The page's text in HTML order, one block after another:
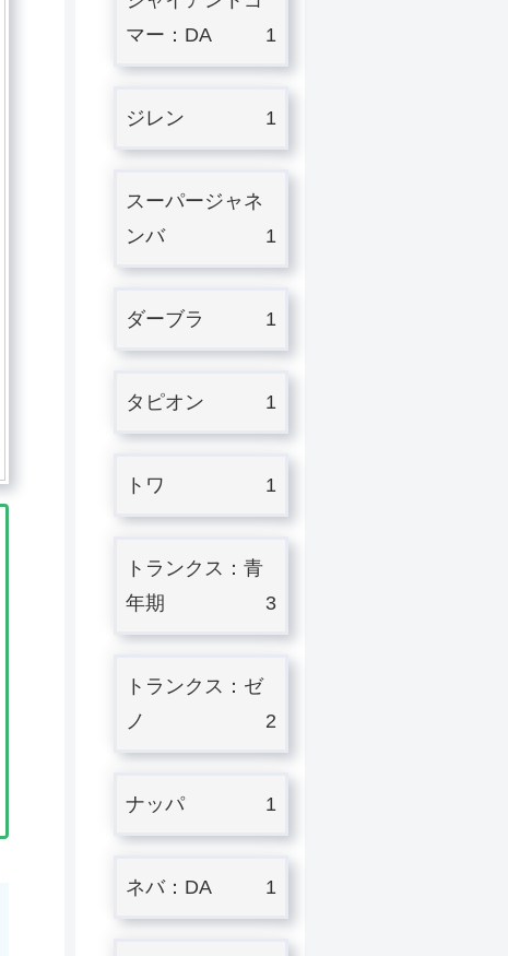
マー：DA
1
ジレン 1
スーパージャネ
ンバ
1
ダーブラ 1
タピオン 1
トワ 1
トランクス：青
年期
3
トランクス：ゼ
ノ
2
ナッパ 1
ネバ：DA 1